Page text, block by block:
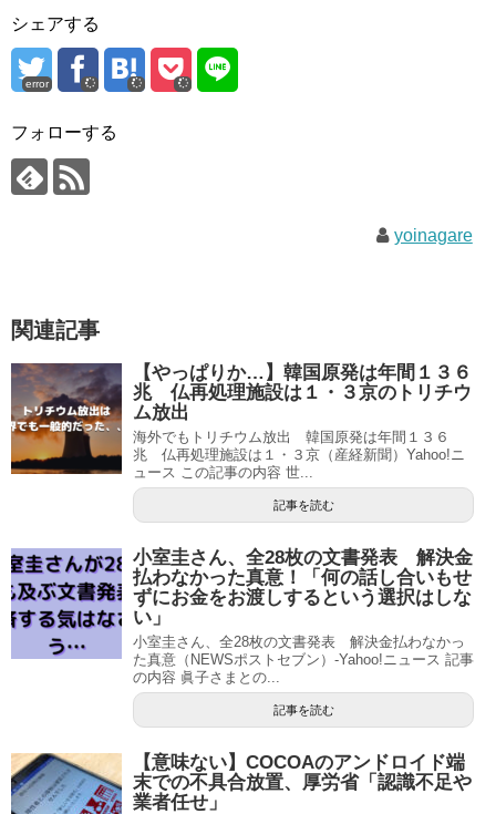
シェアする
error
フォローする
yoinagare
関連記事
【やっぱりか…】韓国原発は年間１３６
兆 仏再処理施設は１・３京のトリチウ
ム放出
海外でもトリチウム放出 韓国原発は年間１３６
兆 仏再処理施設は１・３京（産経新聞）Yahoo!ニ
ュース この記事の内容 世...
記事を読む
小室圭さん、全28枚の文書発表 解決金
払わなかった真意！「何の話し合いもせ
ずにお金をお渡しするという選択はしな
い」
小室圭さん、全28枚の文書発表 解決金払わなかっ
た真意（NEWSポストセブン）-Yahoo!ニュース 記事
の内容 眞子さまとの...
記事を読む
【意味ない】COCOAのアンドロイド端
末での不具合放置、厚労省「認識不足や
業者任せ」